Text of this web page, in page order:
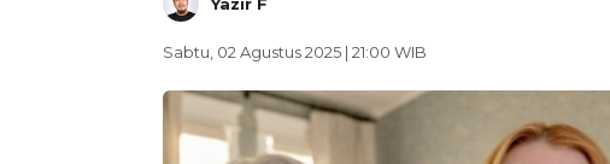
Sabtu, 02 Agustus 2025 | 21:00 WIB